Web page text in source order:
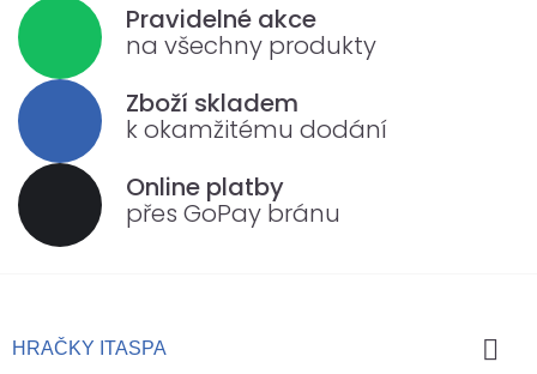
Pravidelné akce
na všechny produkty
Zboží skladem
k okamžitému dodání
Online platby
přes GoPay bránu
HRAČKY ITASPA 